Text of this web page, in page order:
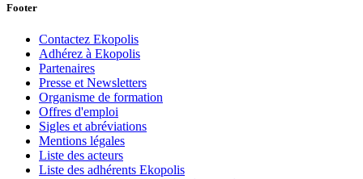
Footer
Contactez Ekopolis
Adhérez à Ekopolis
Partenaires
Presse et Newsletters
Organisme de formation
Offres d'emploi
Sigles et abréviations
Mentions légales
Liste des acteurs
Liste des adhérents Ekopolis